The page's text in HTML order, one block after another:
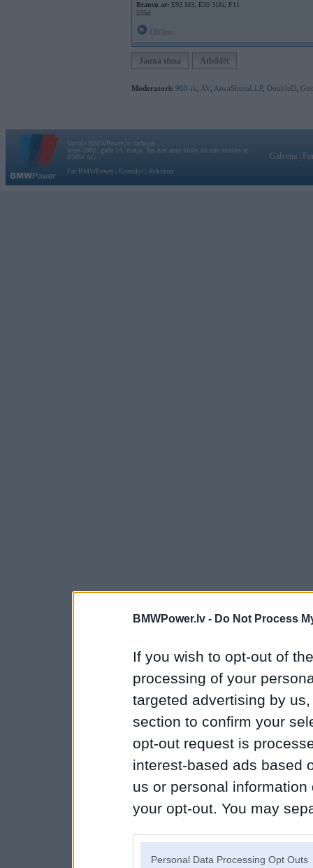
BMWPower.lv - Do Not Process
If you wish to opt-out of
processing of your
targeted advertising by
section to confirm your
opt-out request is
interest-based ads based
us or personal
your opt-out. You may
Personal Data Processing Opt Outs
Braucu ar: E92 M3, E30 318i, F11
535d
Jauna tēma Atbildēt
Moderatori: 968-jk AV AiwaShuraLLP, DoubleD
Vortāls BMWPower.lv darbojas
kopš 2002. gada 14. maija. Tas nav auto klubs un nav saistīts ar
BMW AG.
Par BMWPower
Kontakti Reklāma
Galvena